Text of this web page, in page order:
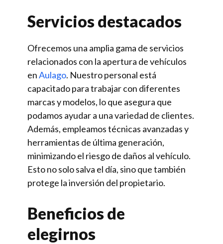
Servicios destacados
Ofrecemos una amplia gama de servicios
relacionados con la apertura de vehículos
enAulago. Nuestro personal está
capacitado para trabajar con diferentes
marcas y modelos, lo que asegura que
podamos ayudar a una variedad de clientes.
Además, empleamos técnicas avanzadas y
herramientas de última generación,
minimizando el riesgo de daños al vehículo.
Esto no solo salva el día, sino que también
protege la inversión del propietario.
Beneficios de
elegirnos